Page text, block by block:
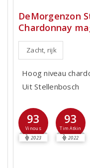
DeMorgenzon
Chardonnay
Zacht, rijk
Hoog niveau
Uit Stellenbosch
93
Vinous
2023
93
Tim Atkin
2022